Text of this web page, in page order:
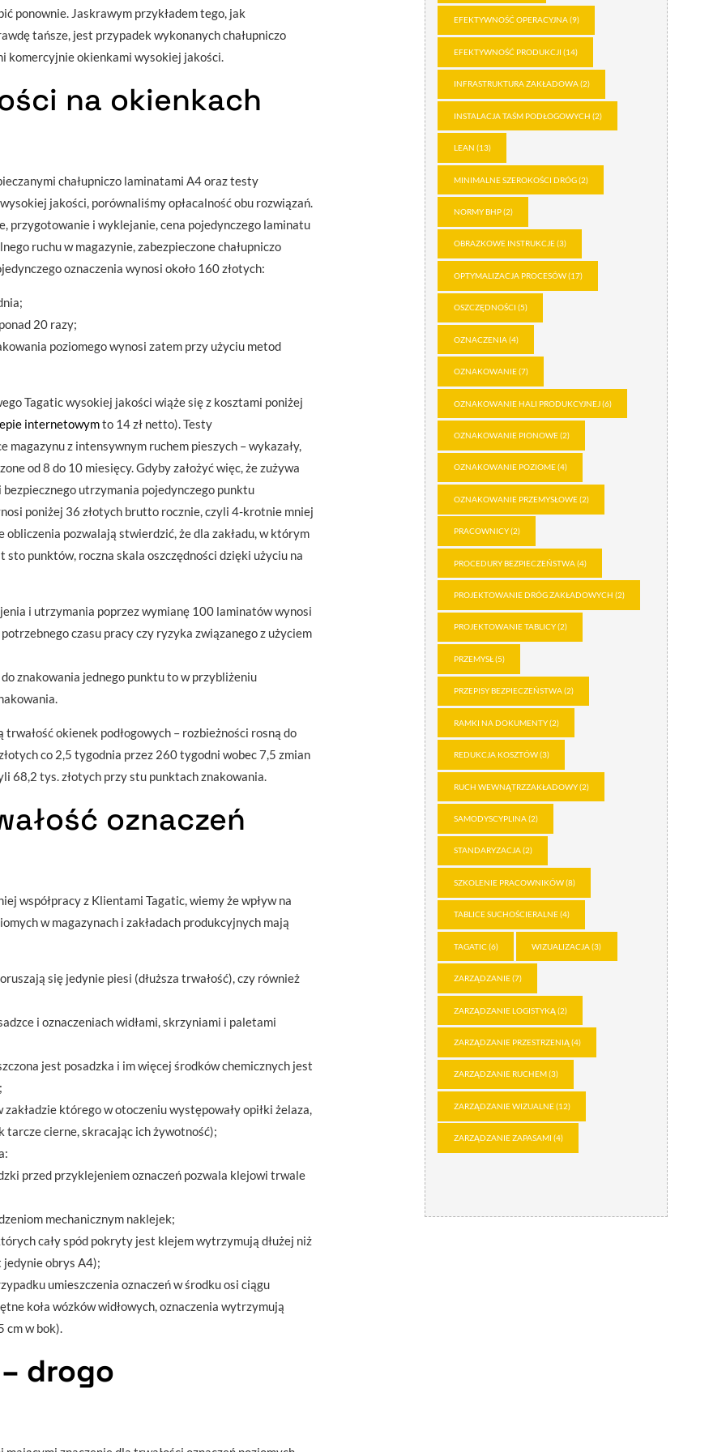
ponownie. Jaskrawym przykładem tego, jak
tańsze, jest przypadek wykonanych chałupniczo
komercyjnie okienkami wysokiej jakości.
na okienkach
chałupniczo laminatami A4 oraz testy
jakości, porównaliśmy opłacalność obu rozwiązań.
przygotowanie i wyklejanie, cena pojedynczego laminatu
ruchu w magazynie, zabezpieczone chałupniczo
oznaczenia wynosi około 160 złotych:
20 razy;
poziomego wynosi zatem przy użyciu metod
Tagatic wysokiej jakości wiąże się z kosztami poniżej
internetowymto 14 zł netto).Testy
z intensywnym ruchem pieszych – wykazały,
od 8 do 10 miesięcy. Gdyby założyć więc, że zużywa
utrzymania pojedynczego punktu
poniżej 36 złotych brutto rocznie, czyli 4-krotnie mniej
obliczenia pozwalają stwierdzić, że dla zakładu, w którym
punktów, roczna skala oszczędności dzięki użyciu na
i utrzymania poprzez wymianę 100 laminatów wynosi
czasu pracy czy ryzyka związanego z użyciem
znakowania jednego punktu to w przybliżeniu
okienek podłogowych – rozbieżności rosną do
co 2,5 tygodnia przez 260 tygodni wobec 7,5 zmian
68,2 tys. złotych przy stu punktach znakowania.
oznaczeń
współpracy z Klientami Tagatic, wiemy że wpływ na
w magazynach i zakładach produkcyjnych mają
się jedynie piesi (dłuższa trwałość), czy również
i oznaczeniach widłami, skrzyniami i paletami
jest posadzka i im więcej środków chemicznych jest
którego w otoczeniu występowały opiłki żelaza,
tarcze cierne, skracając ich żywotność);
przed przyklejeniem oznaczeń pozwala klejowi trwale
mechanicznym naklejek;
cały spód pokryty jest klejem wytrzymują dłużej niż
obrys A4);
umieszczenia oznaczeń w środku osi ciągu
koła wózków widłowych, oznaczenia wytrzymują
cm w bok).
drogo
EFEKTYWNOŚĆ OPERACYJNA(9)
EFEKTYWNOŚĆ PRODUKCJI (14)
INFRASTRUKTURA ZAKŁADOWA(2)
INSTALACJA TAŚM PODŁOGOWYCH (2)
LEAN (13)
MINIMALNE SZEROKOŚCI DRÓG(2)
NORMY BHP(2)
OBRAZKOWE INSTRUKCJE(3)
OPTYMALIZACJA PROCESÓW(17)
OSZCZĘDNOŚCI (5)
OZNACZENIA(4)
OZNAKOWANIE(7)
OZNAKOWANIE HALI PRODUKCYJNEJ(6)
OZNAKOWANIE PIONOWE(2)
OZNAKOWANIE POZIOME(4)
OZNAKOWANIE PRZEMYSŁOWE(2)
PRACOWNICY(2)
PROCEDURY BEZPIECZEŃSTWA(4)
PROJEKTOWANIE DRÓG ZAKŁADOWYCH (2)
PROJEKTOWANIE TABLICY(2)
PRZEMYSŁ (5)
PRZEPISY BEZPIECZEŃSTWA(2)
RAMKI NA DOKUMENTY(2)
REDUKCJA KOSZTÓW(3)
RUCH WEWNĄTRZZAKŁADOWY(2)
SAMODYSCYPLINA(2)
STANDARYZACJA(2)
SZKOLENIE PRACOWNIKÓW(8)
TABLICE SUCHOŚCIERALNE(4)
TAGATIC(6) WIZUALIZACJA(3)
ZARZĄDZANIE(7)
ZARZĄDZANIE LOGISTYKĄ(2)
ZARZĄDZANIE PRZESTRZENIĄ(4)
ZARZĄDZANIE RUCHEM(3)
ZARZĄDZANIE WIZUALNE(12)
ZARZĄDZANIE ZAPASAMI (4)